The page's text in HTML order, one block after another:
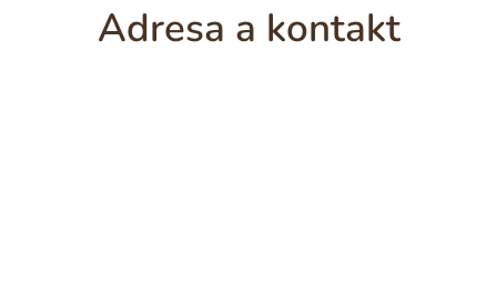
Adresa a kontakt